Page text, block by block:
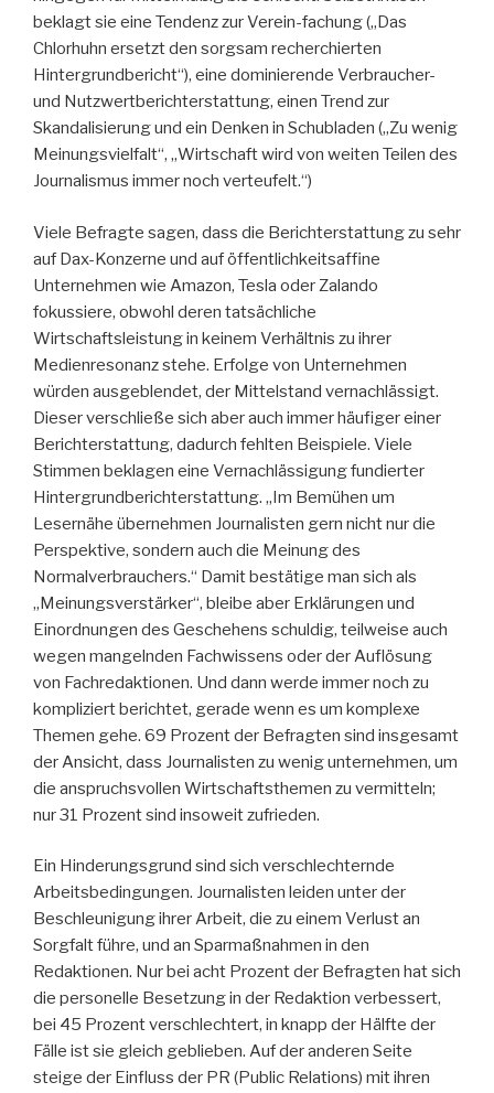
beklagt sie eine Tendenz zur Verein-fachung („Das
Chlorhuhn ersetzt den sorgsam recherchierten
Hintergrundbericht“), eine dominierende Verbraucher-
und Nutzwertberichterstattung, einen Trend zur
Skandalisierung und ein Denken in Schubladen („Zu wenig
Meinungsvielfalt“, „Wirtschaft wird von weiten Teilen des
Journalismus immer noch verteufelt.“)
Viele Befragte sagen, dass die Berichterstattung zu sehr
auf Dax-Konzerne und auf öffentlichkeitsaffine
Unternehmen wie Amazon, Tesla oder Zalando
fokussiere, obwohl deren tatsächliche
Wirtschaftsleistung in keinem Verhältnis zu ihrer
Medienresonanz stehe. Erfolge von Unternehmen
würden ausgeblendet, der Mittelstand vernachlässigt.
Dieser verschließe sich aber auch immer häufiger einer
Berichterstattung, dadurch fehlten Beispiele. Viele
Stimmen beklagen eine Vernachlässigung fundierter
Hintergrundberichterstattung. „Im Bemühen um
Lesernähe übernehmen Journalisten gern nicht nur die
Perspektive, sondern auch die Meinung des
Normalverbrauchers.“ Damit bestätige man sich als
„Meinungsverstärker“, bleibe aber Erklärungen und
Einordnungen des Geschehens schuldig, teilweise auch
wegen mangelnden Fachwissens oder der Auflösung
von Fachredaktionen. Und dann werde immer noch zu
kompliziert berichtet, gerade wenn es um komplexe
Themen gehe. 69 Prozent der Befragten sind insgesamt
der Ansicht, dass Journalisten zu wenig unternehmen, um
die anspruchsvollen Wirtschaftsthemen zu vermitteln;
nur 31 Prozent sind insoweit zufrieden.
Ein Hinderungsgrund sind sich verschlechternde
Arbeitsbedingungen. Journalisten leiden unter der
Beschleunigung ihrer Arbeit, die zu einem Verlust an
Sorgfalt führe, und an Sparmaßnahmen in den
Redaktionen. Nur bei acht Prozent der Befragten hat sich
die personelle Besetzung in der Redaktion verbessert,
bei 45 Prozent verschlechtert, in knapp der Hälfte der
Fälle ist sie gleich geblieben. Auf der anderen Seite
steige der Einfluss der PR (Public Relations) mit ihren